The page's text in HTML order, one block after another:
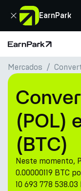
EarnPark
Fechar
Página Inicial
Produtos
Mercados
PARK
Recursos
Empresa
Mercados
(POL)
(BTC)
Neste momento,
0.00000119 BTC
10 693 778